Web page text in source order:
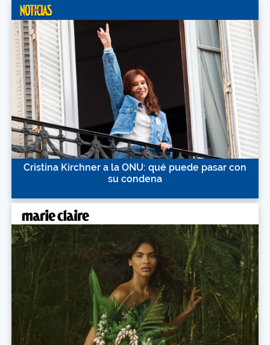
Cristina Kirchner a la ONU: qué puede pasar con
su condena